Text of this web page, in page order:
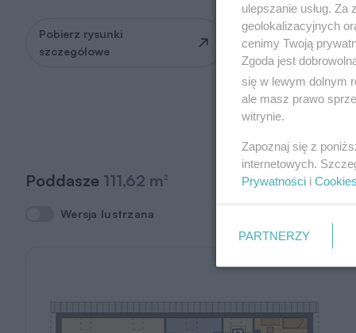
Pobierz rysunki
szczegółowe
Zapytaj o możliwość
zmian
Poddasze 111,62 m 2
Wersja lustrzana
Wersja lustrzana
ulepszanie usług.
geolokalizacyjnych
cenimy Twoją
Zgoda jest
się w lewym dolnym
ale masz prawo
witrynie.
Zapoznaj się z
internetowych.
Prywatności i Cookies
PARTNERZY